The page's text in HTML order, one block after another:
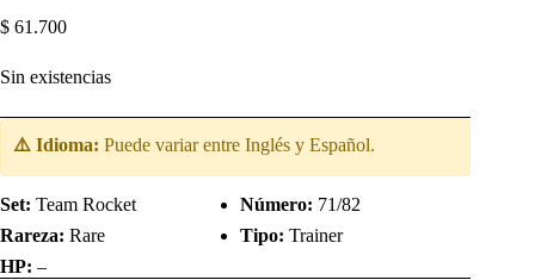
$ 61.700
Sin existencias
⚠️ Idioma: Puede variar entre Inglés y Español.
Set: Team Rocket Número: 71/82
Rareza: Rare Tipo: Trainer
HP: –